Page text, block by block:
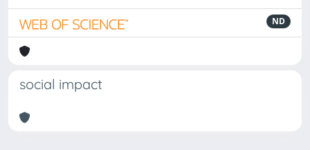
ND
social impact